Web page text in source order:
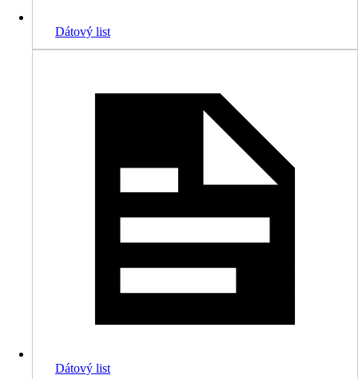
Dátový list
Dátový list